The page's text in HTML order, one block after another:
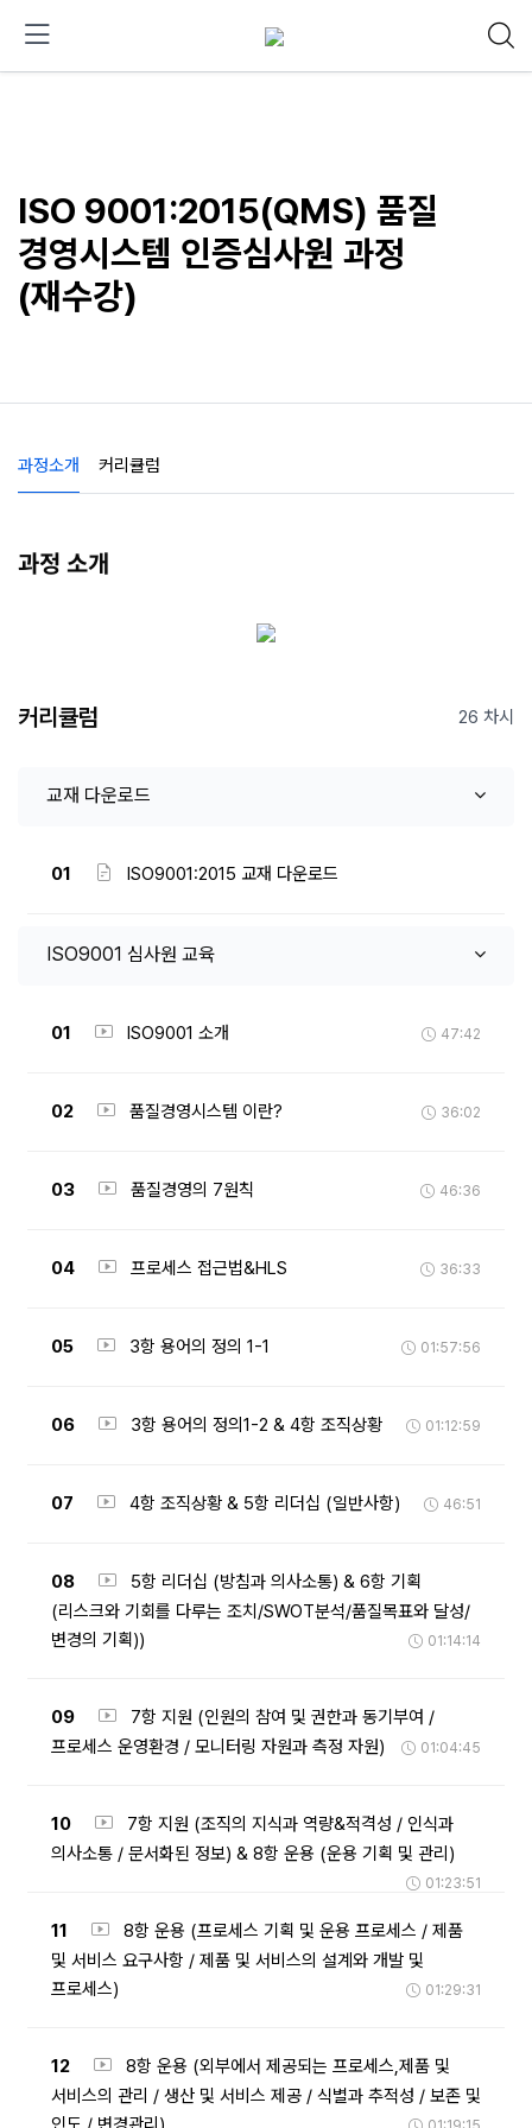
ISO 9001:2015(QMS) 품질
경영시스템 인증심사원 과정
(재수강)
과정소개 커리큘럼
과정 소개
커리큘럼 26 차시
교재 다운로드
01 ISO9001:2015 교재 다운로드
ISO9001 심사원 교육
01 ISO9001 소개 47:42
02 품질경영시스템 이란? 36:02
03 품질경영의 7원칙 46:36
04 프로세스 접근법&HLS 36:33
05 3항 용어의 정의 1-1 01:57:56
06 3항 용어의 정의1-2 & 4항 조직상황 01:12:59
07 4항 조직상황 & 5항 리더십 (일반사항) 46:51
08
5항 리더십 (방침과 의사소통) & 6항 기획
(리스크와 기회를 다루는 조치/SWOT분석/품질목표와 달성/
변경의 기획))
01:14:14
09
7항 지원 (인원의 참여 및 권한과 동기부여 /
프로세스 운영환경 / 모니터링 자원과 측정 자원)
01:04:45
10
7항 지원 (조직의 지식과 역량&적격성 / 인식과
의사소통 / 문서화된 정보) & 8항 운용 (운용 기획 및 관리)
01:23:51
11
8항 운용 (프로세스 기획 및 운용 프로세스 / 제품
및 서비스 요구사항 / 제품 및 서비스의 설계와 개발 및
프로세스)
01:29:31
12
8항 운용 (외부에서 제공되는 프로세스,제품 및
서비스의 관리 / 생산 및 서비스 제공 / 식별과 추적성 / 보존 및